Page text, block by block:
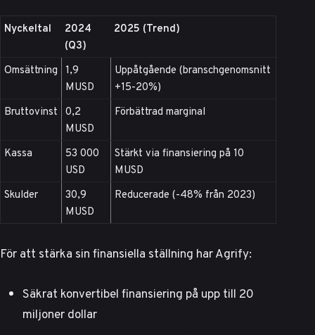
Nyckeltal
2024
(Q3)
2025 (Trend)
Omsättning 1,9
MUSD
Uppåtgående (branschgenomsnitt
+15-20%)
Bruttovinst 0,2
MUSD
Förbättrad marginal
Kassa
53 000
USD
Stärkt via finansiering på 10
MUSD
Skulder
30,9
MUSD
Reducerade (-48% från 2023)
För att stärka sin finansiella ställning har Agrify:
Säkrat konvertibel finansiering på upp till 20
miljoner dollar